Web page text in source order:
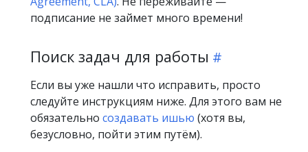
подписание не займет много времени!
Поиск задач для работы
Если вы уже нашли что исправить, просто
следуйте инструкциям ниже. Для этого вам не
обязательно создавать ишью (хотя вы,
безусловно, пойти этим путём).